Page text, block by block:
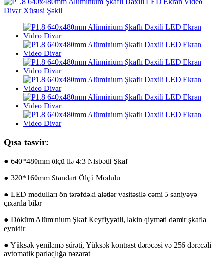
Qısa təsvir:
● 640*480mm ölçü ilə 4:3 Nisbətli Şkaf
● 320*160mm Standart Ölçü Modulu
● LED modulları ön tərəfdəki alətlər vasitəsilə cəmi 5 saniyəyə
çıxarıla bilər
● Döküm Alüminium Şkaf Keyfiyyətli, lakin qiyməti dəmir şkafla
eynidir
● Yüksək yeniləmə sürəti, Yüksək kontrast dərəcəsi və 256 dərəcəli
avtomatik parlaqlığa nəzarət